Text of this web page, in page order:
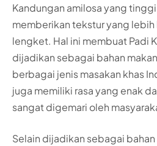
Kandungan amilosa yang
memberikan tekstur yang
lengket. Hal ini membuat Padi
dijadikan sebagai bahan
berbagai jenis masakan khas
juga memiliki rasa yang enak
sangat digemari oleh
Selain dijadikan sebagai bahan